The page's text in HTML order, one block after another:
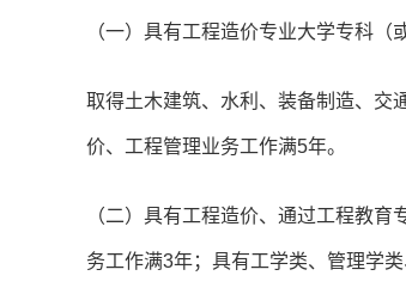
（一）具有工程造价专业大学专科
取得土木建筑、水利、装备制造、交
价、工程管理业务工作满5年。
（二）具有工程造价、通过工程教
务工作满3年；具有工学类、管理学